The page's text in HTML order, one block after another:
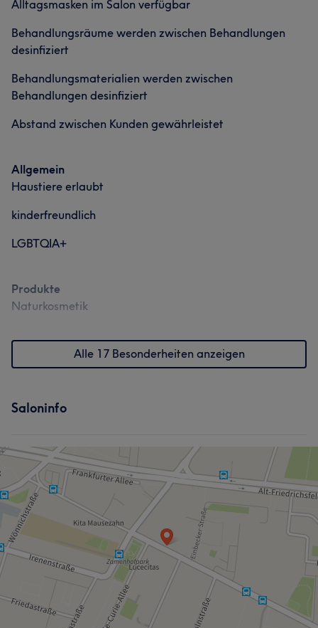
Professionell
Gründlich 5
Alltagsmasken im Salon verfügbar
Behandlungsräume werden zwischen Behandlungen
desinfiziert
Behandlungsmaterialien werden zwischen
Behandlungen desinfiziert
Abstand zwischen Kunden gewährleistet
Allgemein
Haustiere erlaubt
kinderfreundlich
LGBTQIA+
Produkte
Naturkosmetik
Alle 17 Besonderheiten anzeigen
Saloninfo